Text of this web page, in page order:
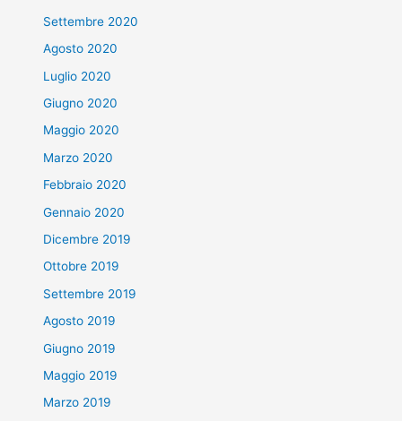
Settembre 2020
Agosto 2020
Luglio 2020
Giugno 2020
Maggio 2020
Marzo 2020
Febbraio 2020
Gennaio 2020
Dicembre 2019
Ottobre 2019
Settembre 2019
Agosto 2019
Giugno 2019
Maggio 2019
Marzo 2019